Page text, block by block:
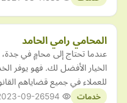
المحامي رامي الحامد
عندما تحتاج إلى محامٍ في
الخيار الأفضل لك. فهو يوفر
للعملاء في جميع قضاياهم
خدمات 09-26